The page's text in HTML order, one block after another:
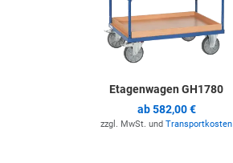
Etagenwagen GH1780
ab582,00 €
zzgl. MwSt. und Transportkosten